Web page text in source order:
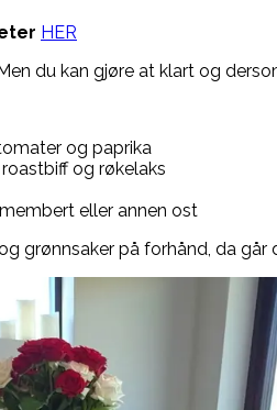
HER
du kan gjøre at klart og
og paprika
og røkelaks
eller annen ost
grønnsaker på forhånd, da går